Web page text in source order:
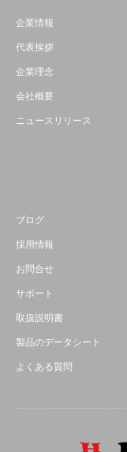
企業情報
代表挨拶
企業理念
会社概要
ニュースリリース
ブログ
採用情報
お問合せ
サポート
取扱説明書
製品のデータシート
よくある質問